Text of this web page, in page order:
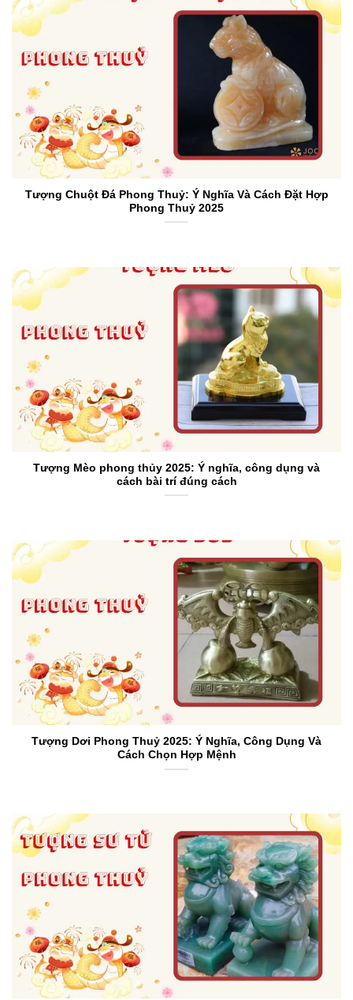
Tượng Chuột Đá Phong Thuỷ: Ý Nghĩa Và Cách Đặt Hợp
Phong Thuỷ 2025
Tượng Mèo phong thủy 2025: Ý nghĩa, công dụng và
cách bài trí đúng cách
Tượng Dơi Phong Thuỷ 2025: Ý Nghĩa, Công Dụng Và
Cách Chọn Hợp Mệnh